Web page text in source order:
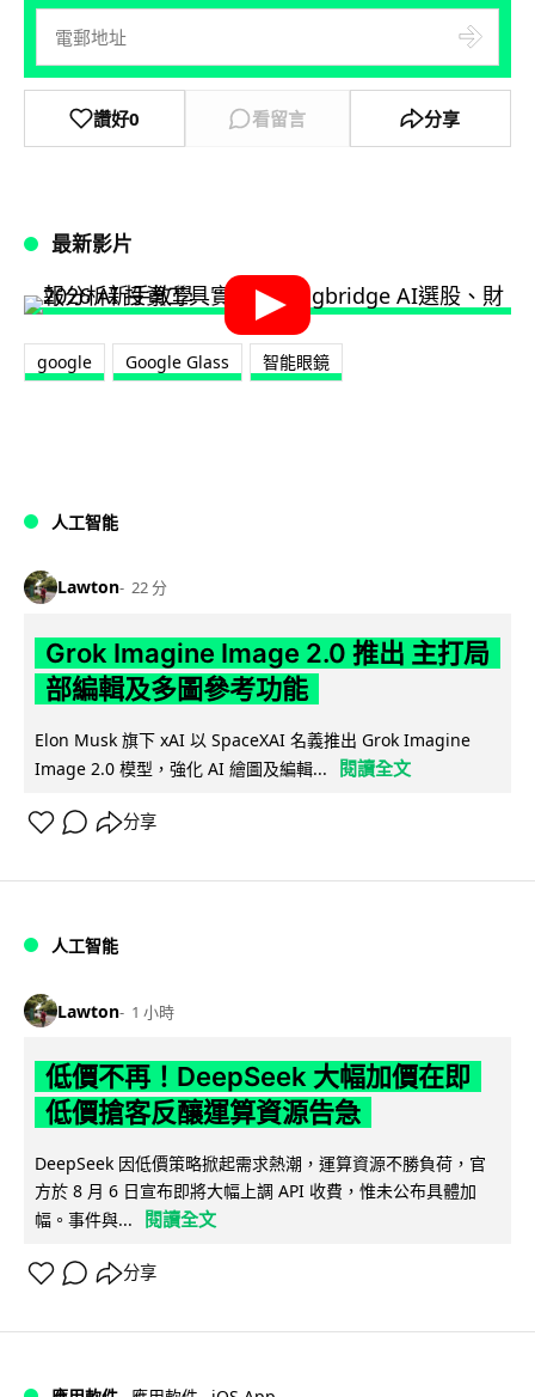
讚好0 看留言 分享
最新影片
google Google Glass 智能眼鏡
人工智能
Lawton 22 分
Grok Imagine Image 2.0 推出 主打局
部編輯及多圖參考功能
Elon Musk 旗下 xAI 以 SpaceXAI 名義推出 Grok Imagine
Image 2.0 模型，強化 AI 繪圖及編輯...
閱讀全文
分享
人工智能
Lawton 1 小時
低價不再！DeepSeek 大幅加價在即
低價搶客反釀運算資源告急
DeepSeek 因低價策略掀起需求熱潮，運算資源不勝負荷，官
方於 8 月 6 日宣布即將大幅上調 API 收費，惟未公布具體加
幅。事件與...
閱讀全文
分享